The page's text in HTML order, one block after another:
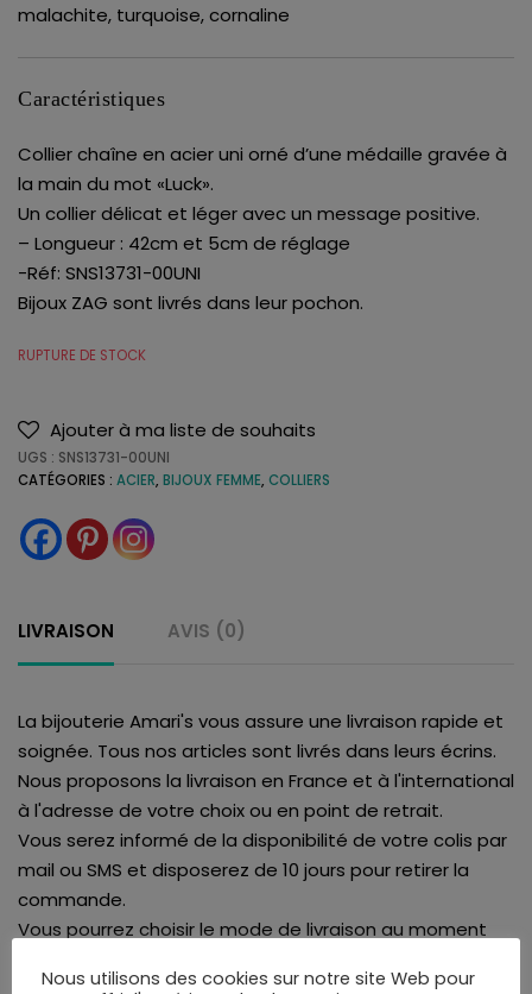
malachite, turquoise, cornaline
Caractéristiques
Collier chaîne en acier uni orné d’une médaille gravée à
la main du mot «Luck».
Un collier délicat et léger avec un message positive.
– Longueur : 42cm et 5cm de réglage
-Réf: SNS13731-00UNI
Bijoux ZAG sont livrés dans leur pochon.
RUPTURE DE STOCK
Ajouter à ma liste de souhaits
UGS : SNS13731-00UNI
CATÉGORIES : ACIER, BIJOUX FEMME, COLLIERS
LIVRAISON AVIS (0)
La bijouterie Amari's vous assure une livraison rapide et
soignée. Tous nos articles sont livrés dans leurs écrins.
Nous proposons la livraison en France et à l'international
à l'adresse de votre choix ou en point de retrait.
Vous serez informé de la disponibilité de votre colis par
mail ou SMS et disposerez de 10 jours pour retirer la
commande.
Vous pourrez choisir le mode de livraison au moment
Nous utilisons des cookies sur notre site Web pour